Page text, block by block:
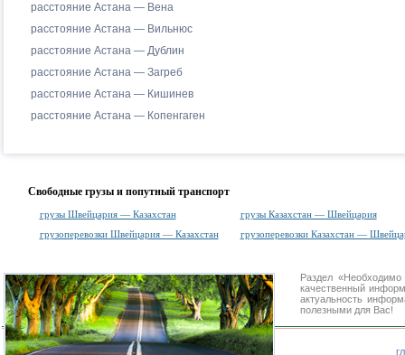
расстояние Астана — Вена
расстояние Астана — Вильнюс
расстояние Астана — Дублин
расстояние Астана — Загреб
расстояние Астана — Кишинев
расстояние Астана — Копенгаген
Свободные грузы и попутный транспорт
грузы Швейцария — Казахстан
грузы Казахстан — Швейцария
грузоперевозки Швейцария — Казахстан
грузоперевозки Казахстан —
Раздел
качественный
актуальность
полезными для Вас!